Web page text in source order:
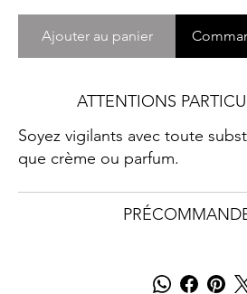
Ajouter au panier
ATTENTIONS
Soyez vigilants avec toute
que crème ou parfum.